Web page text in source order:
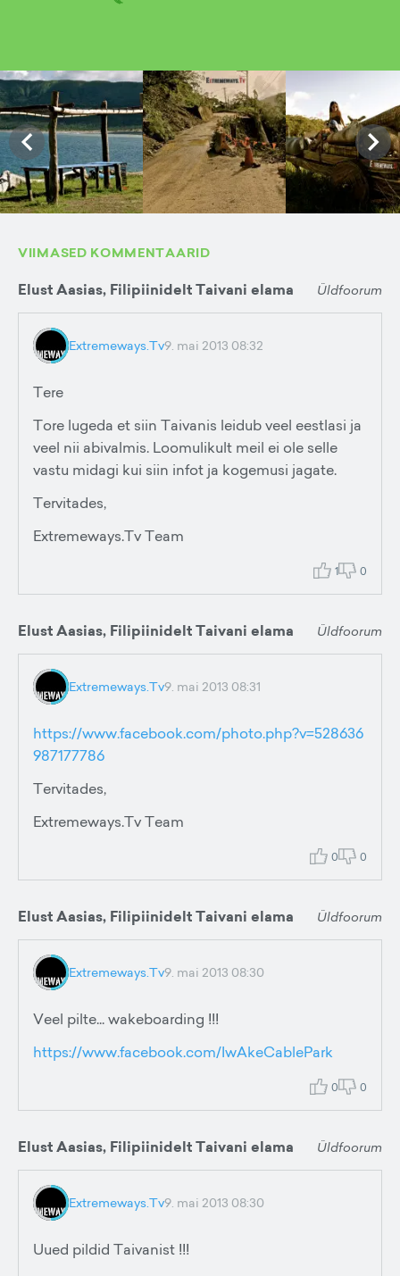
VIIMASED KOMMENTAARID
Elust Aasias, Filipiinidelt Taivani elama Üldfoorum
Extremeways.Tv9. mai 2013 08:32
Tere
Tore lugeda et siin Taivanis leidub veel eestlasi ja
veel nii abivalmis. Loomulikult meil ei ole selle
vastu midagi kui siin infot ja kogemusi jagate.
Tervitades,
Extremeways.Tv Team
1 0
Elust Aasias, Filipiinidelt Taivani elama Üldfoorum
Extremeways.Tv9. mai 2013 08:31
https://www.facebook.com/photo.php?v=528636
987177786
Tervitades,
Extremeways.Tv Team
0 0
Elust Aasias, Filipiinidelt Taivani elama Üldfoorum
Extremeways.Tv9. mai 2013 08:30
Veel pilte... wakeboarding !!!
https://www.facebook.com/IwAkeCablePark
0 0
Elust Aasias, Filipiinidelt Taivani elama Üldfoorum
Extremeways.Tv9. mai 2013 08:30
Uued pildid Taivanist !!!